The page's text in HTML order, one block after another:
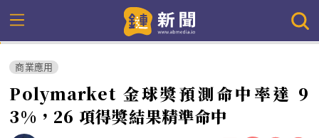
商業應用
Polymarket 金球獎預測命中率達 9
3%，26 項得獎結果精準命中